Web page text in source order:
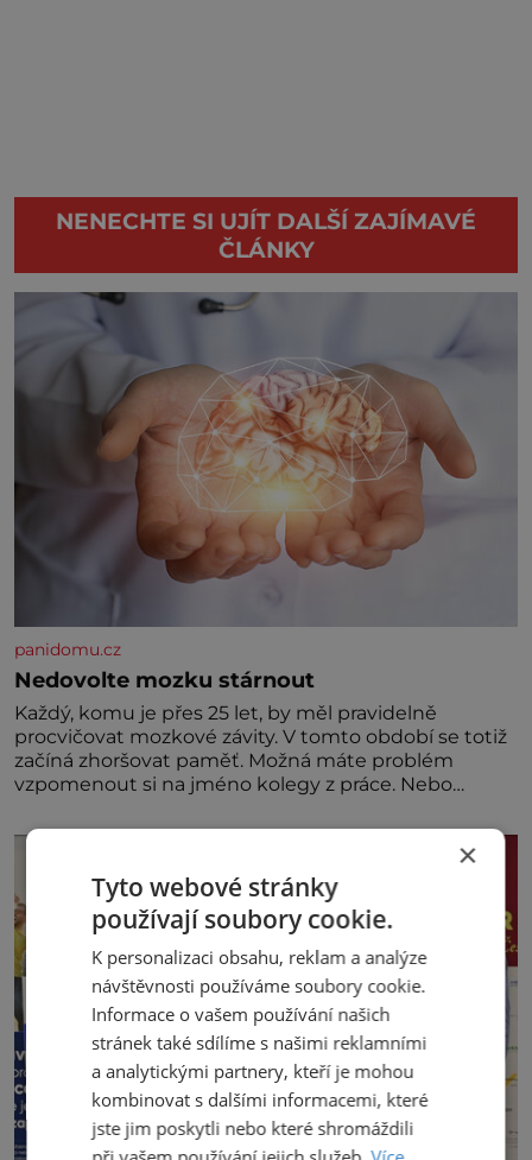
NENECHTE SI UJÍT DALŠÍ ZAJÍMAVÉ
ČLÁNKY
panidomu.cz
Nedovolte mozku stárnout
Každý, komu je přes 25 let, by měl pravidelně
procvičovat mozkové závity. V tomto období se totiž
začíná zhoršovat paměť. Možná máte problém
vzpomenout si na jméno kolegy z práce. Nebo
nedávno přečetli. Je to opravdu tak, s věkem jako
×
Tyto webové stránky
používají soubory cookie.
K personalizaci obsahu, reklam a analýze
návštěvnosti používáme soubory cookie.
Informace o vašem používání našich
stránek také sdílíme s našimi reklamními
a analytickými partnery, kteří je mohou
kombinovat s dalšími informacemi, které
jste jim poskytli nebo které shromáždili